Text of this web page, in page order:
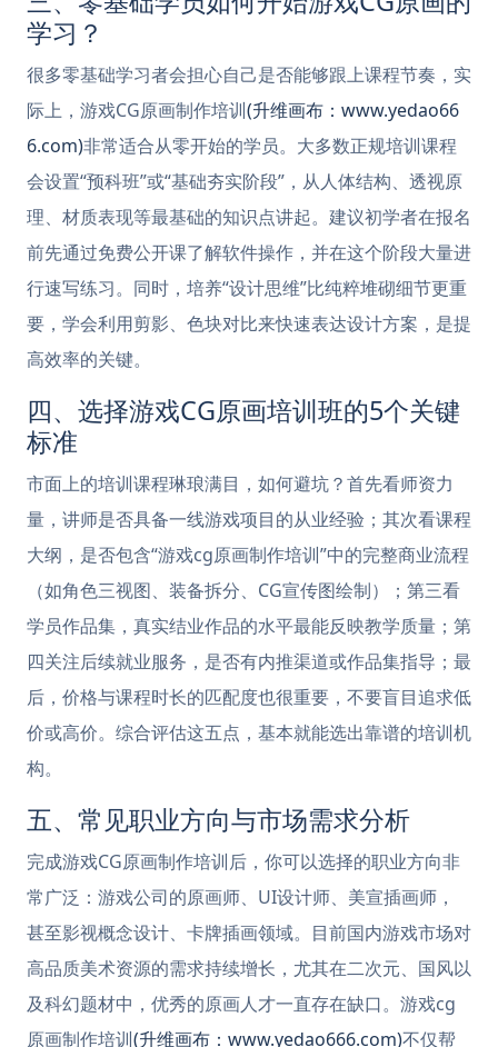
学习？
很多零基础学习者会担心自己是否能够跟上课程节奏，实
际上，游戏CG原画制作培训(升维画布：www.yedao66
6.com)非常适合从零开始的学员。大多数正规培训课程
会设置“预科班”或“基础夯实阶段”，从人体结构、透视原
理、材质表现等最基础的知识点讲起。建议初学者在报名
前先通过免费公开课了解软件操作，并在这个阶段大量进
行速写练习。同时，培养“设计思维”比纯粹堆砌细节更重
要，学会利用剪影、色块对比来快速表达设计方案，是提
高效率的关键。
四、选择游戏CG原画培训班的5个关键
标准
市面上的培训课程琳琅满目，如何避坑？首先看师资力
量，讲师是否具备一线游戏项目的从业经验；其次看课程
大纲，是否包含“游戏cg原画制作培训”中的完整商业流程
（如角色三视图、装备拆分、CG宣传图绘制）；第三看
学员作品集，真实结业作品的水平最能反映教学质量；第
四关注后续就业服务，是否有内推渠道或作品集指导；最
后，价格与课程时长的匹配度也很重要，不要盲目追求低
价或高价。综合评估这五点，基本就能选出靠谱的培训机
构。
五、常见职业方向与市场需求分析
完成游戏CG原画制作培训后，你可以选择的职业方向非
常广泛：游戏公司的原画师、UI设计师、美宣插画师，
甚至影视概念设计、卡牌插画领域。目前国内游戏市场对
高品质美术资源的需求持续增长，尤其在二次元、国风以
及科幻题材中，优秀的原画人才一直存在缺口。游戏cg
原画制作培训(升维画布：www.yedao666.com)不仅帮